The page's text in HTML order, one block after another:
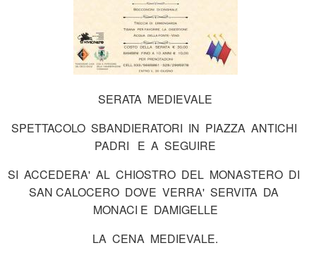
SERATA MEDIEVALE
SPETTACOLO SBANDIERATORI IN PIAZZA ANTICHI
PADRI E A SEGUIRE
SI ACCEDERA' AL CHIOSTRO DEL MONASTERO DI
SAN CALOCERO DOVE VERRA' SERVITA DA
MONACI E DAMIGELLE
LA CENA MEDIEVALE.